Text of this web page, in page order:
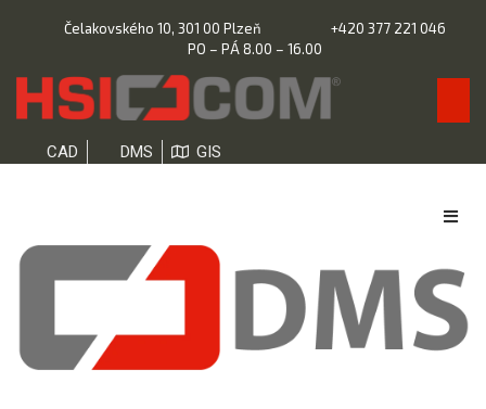
Čelakovského 10, 301 00 Plzeň
+420 377 221 046
PO – PÁ 8.00 – 16.00
CAD DMS GIS